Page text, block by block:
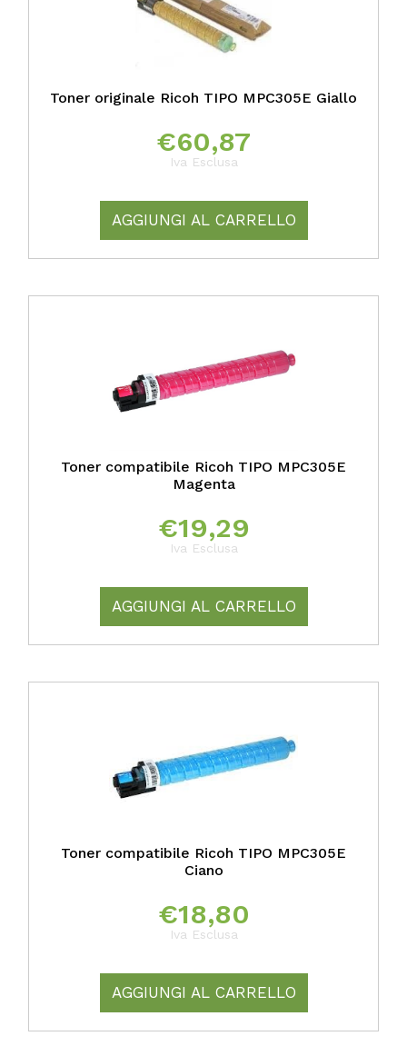
Toner originale Ricoh TIPO MPC305E Giallo
€60,87
Iva Esclusa
AGGIUNGI AL CARRELLO
Toner compatibile Ricoh TIPO MPC305E
Magenta
€19,29
Iva Esclusa
AGGIUNGI AL CARRELLO
Toner compatibile Ricoh TIPO MPC305E
Ciano
€18,80
Iva Esclusa
AGGIUNGI AL CARRELLO